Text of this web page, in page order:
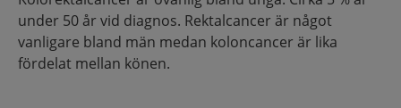
under 50 år vid diagnos. Rektalcancer är något
vanligare bland män medan koloncancer är lika
fördelat mellan könen.